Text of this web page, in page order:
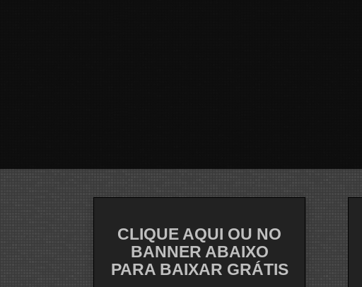
CLIQUE AQUI OU NO
BANNER ABAIXO
PARA BAIXAR GRÁTIS